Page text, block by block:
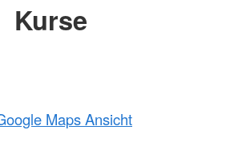
Kurse
Maps Ansicht